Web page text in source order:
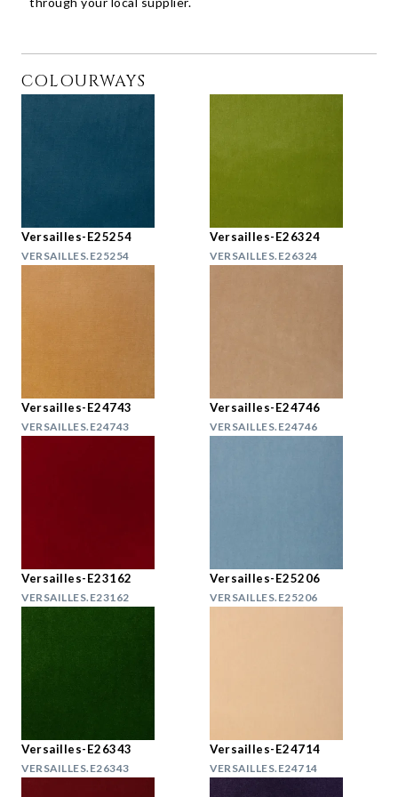
COLOURWAYS
Versailles-E25254
VERSAILLES.E25254
Versailles-E26324
VERSAILLES.E26324
Versailles-E24743
VERSAILLES.E24743
Versailles-E24746
VERSAILLES.E24746
Versailles-E23162
VERSAILLES.E23162
Versailles-E25206
VERSAILLES.E25206
Versailles-E26343
VERSAILLES.E26343
Versailles-E24714
VERSAILLES.E24714